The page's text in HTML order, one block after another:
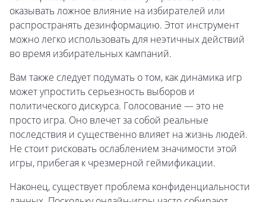
оказывать ложное влияние на избирателей или
распространять дезинформацию. Этот инструмент
можно легко использовать для неэтичных действий
во время избирательных кампаний.
Вам также следует подумать о том, как динамика игр
может упростить серьезность выборов и
политического дискурса. Голосование — это не
просто игра. Оно влечет за собой реальные
последствия и существенно влияет на жизнь людей.
Не стоит рисковать ослаблением значимости этой
игры, прибегая к чрезмерной геймификации.
Наконец, существует проблема конфиденциальности